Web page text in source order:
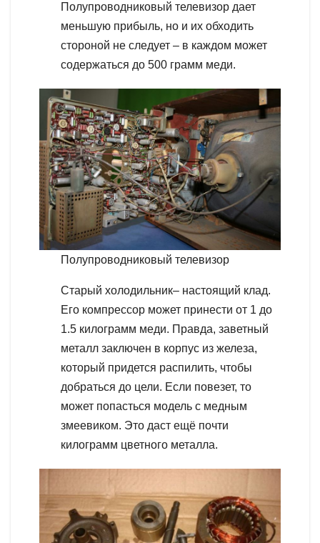
Полупроводниковый телевизор дает
меньшую прибыль, но и их обходить
стороной не следует – в каждом может
содержаться до 500 грамм меди.
Полупроводниковый телевизор
Старый холодильник– настоящий клад.
Его компрессор может принести от 1 до
1.5 килограмм меди. Правда, заветный
металл заключен в корпус из железа,
который придется распилить, чтобы
добраться до цели. Если повезет, то
может попасться модель с медным
змеевиком. Это даст ещё почти
килограмм цветного металла.